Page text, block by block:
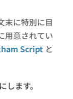
末に特別に目
用意されてい
Scriptと
ます。